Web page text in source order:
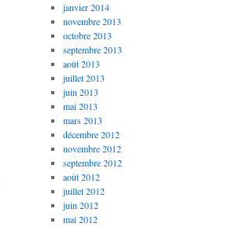
janvier 2014
novembre 2013
octobre 2013
septembre 2013
août 2013
juillet 2013
juin 2013
mai 2013
mars 2013
décembre 2012
novembre 2012
septembre 2012
août 2012
juillet 2012
juin 2012
mai 2012